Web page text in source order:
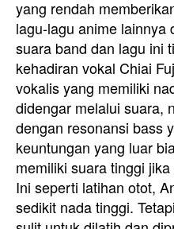
yang rendah
lagu-lagu anime lainnya
suara band dan lagu ini
kehadiran vokal Chiai
vokalis yang memiliki
didengar melalui suara,
dengan resonansi bass
keuntungan yang luar
memiliki suara tinggi
Ini seperti latihan otot,
sedikit nada tinggi.